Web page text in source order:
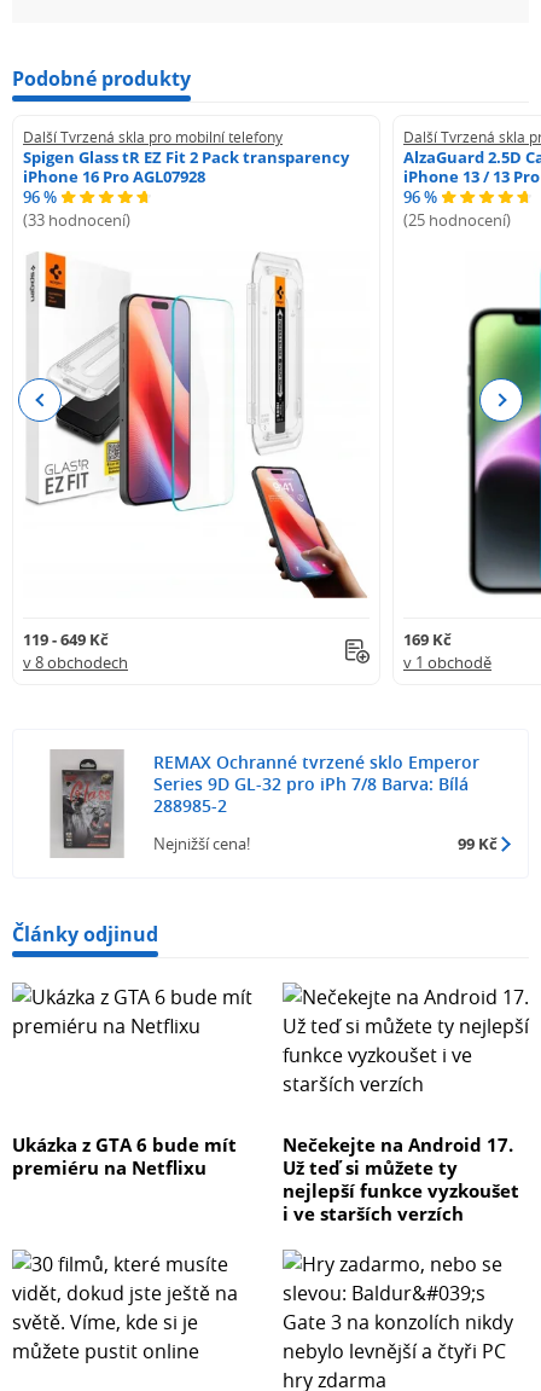
Pokud hledáte spolehlivou ochranu displeje iPhone 7
nebo 8 bez kompromisů v citlivosti nebo tloušťce,
REMAX Emperor Series 9D GL-32 je přímočará volba.
Sklo je skladem v ČR — můžete jej objednat ihned.
Podobné produkty
Další Tvrzená skla pro mobilní telefony
Spigen Glass tR EZ Fit 2 Pack transparency
iPhone 16 Pro AGL07928
96 %
(33 hodnocení)
119 - 649 Kč
v 8 obchodech
Další Tvrzená skla
AlzaGuard 2.5D
iPhone 13 / 13 Pro
96 %
(25 hodnocení)
169 Kč
v 1 obchodě
Previous Next
REMAX Ochranné tvrzené sklo Emperor
Series 9D GL-32 pro iPh 7/8 Barva: Bílá
288985-2
Nejnižší cena! 99 Kč
Články odjinud
Ukázka z GTA 6 bude mít
premiéru na Netflixu
Nečekejte na Android 17.
Už teď si můžete ty
nejlepší funkce vyzkoušet
i ve starších verzích